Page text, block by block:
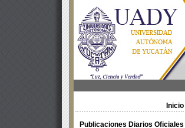
Inicio
Publicaciones Diarios Oficiales